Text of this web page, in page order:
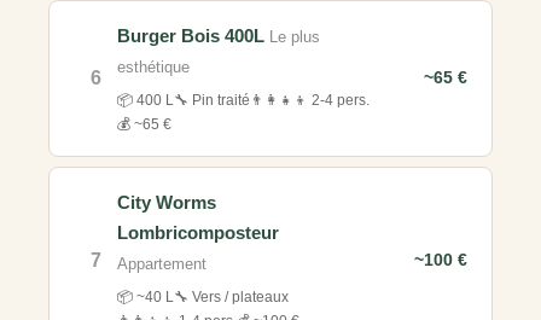
6
Burger Bois 400L Le plus
esthétique
📦 400 L 🔧 Pin traité 👨‍👩‍👧‍👦 2-4 pers.
💰 ~65 €
~65 €
7
City Worms
Lombricomposteur
Appartement
📦 ~40 L 🔧 Vers / plateaux
~100 €